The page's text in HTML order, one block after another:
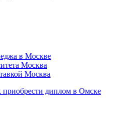
в Москве
Москва
Москва
приобрести диплом в Омске